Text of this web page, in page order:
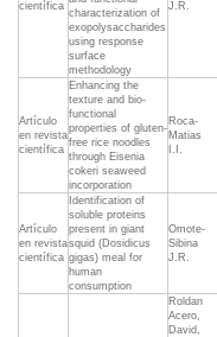
científica
characterization of
exopolysaccharides
using response
surface
methodology
J.R.
Artículo
en revista
científica
Enhancing the
texture and bio-
functional
properties of gluten-
free rice noodles
through Eisenia
cokeri seaweed
incorporation
Roca-
Matias
I.I.
Artículo
en revista
científica
Identification of
soluble proteins
present in giant
squid (Dosidicus
gigas) meal for
human
consumption
Omote-
Sibina
J.R.
Roldan
Acero,
David,